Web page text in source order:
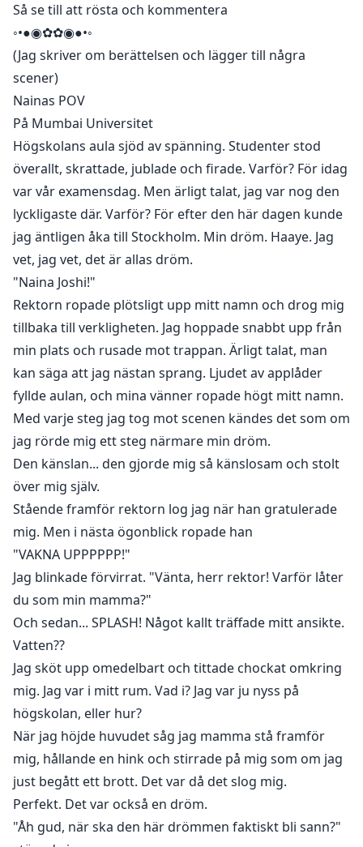
Så se till att rösta och kommentera
◦•●◉✿✿◉●•◦
(Jag skriver om berättelsen och lägger till några
scener)
Nainas POV
På Mumbai Universitet
Högskolans aula sjöd av spänning. Studenter stod
överallt, skrattade, jublade och firade. Varför? För idag
var vår examensdag. Men ärligt talat, jag var nog den
lyckligaste där. Varför? För efter den här dagen kunde
jag äntligen åka till Stockholm. Min dröm. Haaye. Jag
vet, jag vet, det är allas dröm.
"Naina Joshi!"
Rektorn ropade plötsligt upp mitt namn och drog mig
tillbaka till verkligheten. Jag hoppade snabbt upp från
min plats och rusade mot trappan. Ärligt talat, man
kan säga att jag nästan sprang. Ljudet av applåder
fyllde aulan, och mina vänner ropade högt mitt namn.
Med varje steg jag tog mot scenen kändes det som om
jag rörde mig ett steg närmare min dröm.
Den känslan... den gjorde mig så känslosam och stolt
över mig själv.
Stående framför rektorn log jag när han gratulerade
mig. Men i nästa ögonblick ropade han
"VAKNA UPPPPPP!"
Jag blinkade förvirrat. "Vänta, herr rektor! Varför låter
du som min mamma?"
Och sedan... SPLASH! Något kallt träffade mitt ansikte.
Vatten??
Jag sköt upp omedelbart och tittade chockat omkring
mig. Jag var i mitt rum. Vad i? Jag var ju nyss på
högskolan, eller hur?
När jag höjde huvudet såg jag mamma stå framför
mig, hållande en hink och stirrade på mig som om jag
just begått ett brott. Det var då det slog mig.
Perfekt. Det var också en dröm.
"Åh gud, när ska den här drömmen faktiskt bli sann?"